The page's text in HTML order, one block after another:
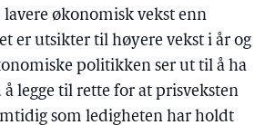
økonomisk vekst enn
er utsikter til høyere vekst i år og
politikken ser ut til å ha
legge til rette for at prisveksten
som ledigheten har holdt